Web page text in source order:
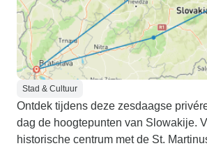
Stad & Cultuur
Ontdek tijdens deze zesdaagse
dag de hoogtepunten van Slowakije.
historische centrum met de St.